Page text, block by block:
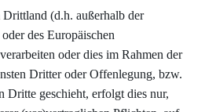
(d.h. außerhalb der
des Europäischen
oder dies im Rahmen der
Dritter oder Offenlegung, bzw.
Dritte geschieht, erfolgt dies nur,